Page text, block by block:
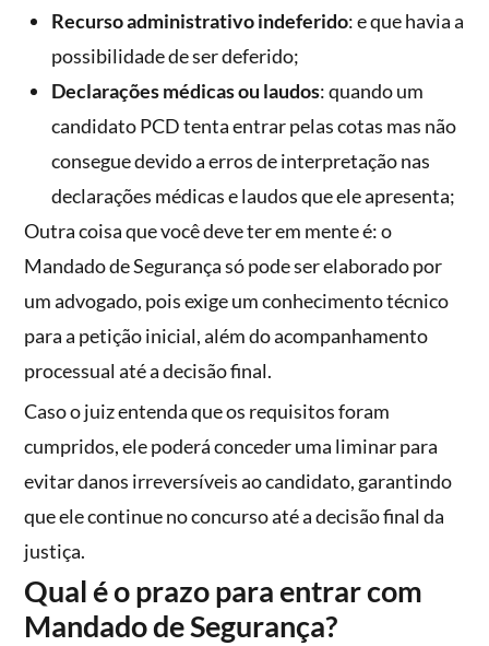
Recurso administrativo indeferido: e que havia a
possibilidade de ser deferido;
Declarações médicas ou laudos: quando um
candidato PCD tenta entrar pelas cotas mas não
consegue devido a erros de interpretação nas
declarações médicas e laudos que ele apresenta;
Outra coisa que você deve ter em mente é: o
Mandado de Segurança só pode ser elaborado por
um advogado, pois exige um conhecimento técnico
para a petição inicial, além do acompanhamento
processual até a decisão final.
Caso o juiz entenda que os requisitos foram
cumpridos, ele poderá conceder uma liminar para
evitar danos irreversíveis ao candidato, garantindo
que ele continue no concurso até a decisão final da
justiça.
Qual é o prazo para entrar com
Mandado de Segurança?